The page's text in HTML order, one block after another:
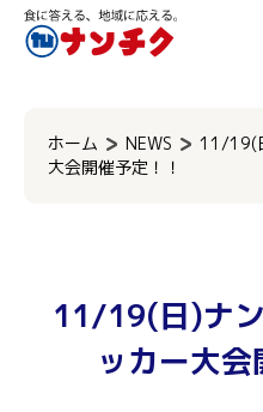
ホーム NEWS
11/19(
大会開催予定！！
11/19(日)ナ
ッカー大会